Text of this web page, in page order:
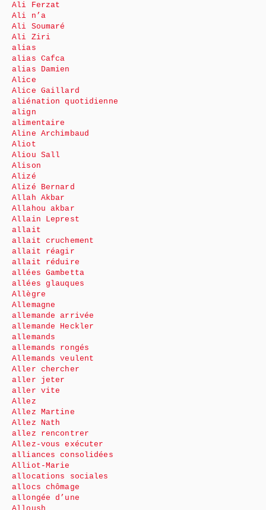
Ali Ferzat
Ali n’a
Ali Soumaré
Ali Ziri
alias
alias Cafca
alias Damien
Alice
Alice Gaillard
aliénation quotidienne
align
alimentaire
Aline Archimbaud
Aliot
Aliou Sall
Alison
Alizé
Alizé Bernard
Allah Akbar
Allahou akbar
Allain Leprest
allait
allait cruchement
allait réagir
allait réduire
allées Gambetta
allées glauques
Allègre
Allemagne
allemande arrivée
allemande Heckler
allemands
allemands rongés
Allemands veulent
Aller chercher
aller jeter
aller vite
Allez
Allez Martine
Allez Nath
allez rencontrer
Allez-vous exécuter
alliances consolidées
Alliot-Marie
allocations sociales
allocs chômage
allongée d’une